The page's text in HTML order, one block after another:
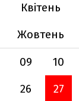
Квітень
Жовтень
09 10
26 27